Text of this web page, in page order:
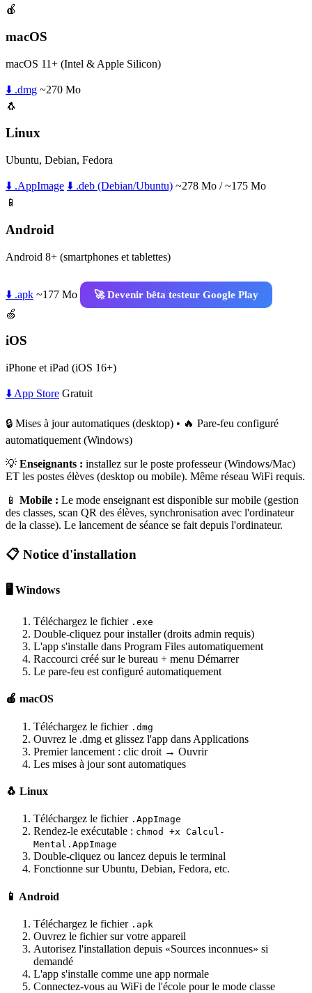
🍎
macOS
macOS 11+ (Intel & Apple Silicon)
⬇️ .dmg ~270 Mo
🐧
Linux
Ubuntu, Debian, Fedora
⬇️ .AppImage ⬇️ .deb (Debian/Ubuntu) ~278 Mo / ~175 Mo
📱
Android
Android 8+ (smartphones et tablettes)
⬇️ .apk ~177 Mo
🚀 Devenir bêta testeur Google Play
🍏
iOS
iPhone et iPad (iOS 16+)
⬇️ App Store Gratuit
🔒 Mises à jour automatiques (desktop) • 🔥 Pare-feu configuré
automatiquement (Windows)
💡 Enseignants : installez sur le poste professeur (Windows/Mac)
ET les postes élèves (desktop ou mobile). Même réseau WiFi requis.
📱 Mobile : Le mode enseignant est disponible sur mobile (gestion
des classes, scan QR des élèves, synchronisation avec l'ordinateur
de la classe). Le lancement de séance se fait depuis l'ordinateur.
📋 Notice d'installation
🖥️ Windows
Téléchargez le fichier .exe
Double-cliquez pour installer (droits admin requis)
L'app s'installe dans Program Files automatiquement
Raccourci créé sur le bureau + menu Démarrer
Le pare-feu est configuré automatiquement
🍎 macOS
Téléchargez le fichier .dmg
Ouvrez le .dmg et glissez l'app dans Applications
Premier lancement : clic droit → Ouvrir
Les mises à jour sont automatiques
🐧 Linux
Téléchargez le fichier .AppImage
Rendez-le exécutable : chmod +x Calcul-
Mental.AppImage
Double-cliquez ou lancez depuis le terminal
Fonctionne sur Ubuntu, Debian, Fedora, etc.
📱 Android
Téléchargez le fichier .apk
Ouvrez le fichier sur votre appareil
Autorisez l'installation depuis «Sources inconnues» si
demandé
L'app s'installe comme une app normale
Connectez-vous au WiFi de l'école pour le mode classe